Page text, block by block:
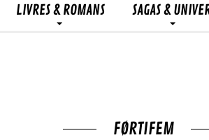
LIVRES & ROMANS SAGAS &
FØRTIFEM